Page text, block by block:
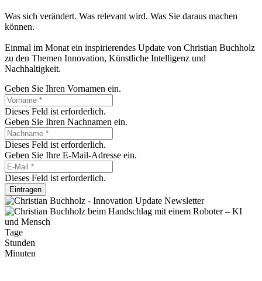
Was sich verändert. Was relevant wird. Was Sie daraus machen
können.
Einmal im Monat ein inspirierendes Update von Christian Buchholz
zu den Themen Innovation, Künstliche Intelligenz und
Nachhaltigkeit.
Geben Sie Ihren Vornamen ein.
Dieses Feld ist erforderlich.
Geben Sie Ihren Nachnamen ein.
Dieses Feld ist erforderlich.
Geben Sie Ihre E-Mail-Adresse ein.
Dieses Feld ist erforderlich.
Eintragen
Tage
Stunden
Minuten